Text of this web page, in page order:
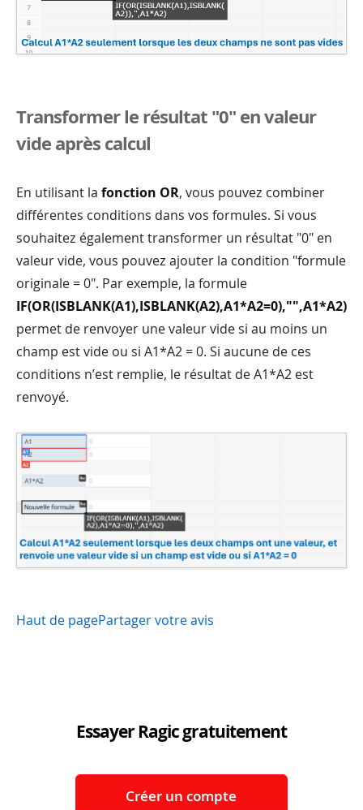
Transformer le résultat "0" en valeur
vide après calcul
En utilisant la fonction OR, vous pouvez combiner
différentes conditions dans vos formules. Si vous
souhaitez également transformer un résultat "0" en
valeur vide, vous pouvez ajouter la condition "formule
originale = 0". Par exemple, la formule
IF(OR(ISBLANK(A1),ISBLANK(A2),A1*A2=0),"",A1*A2)
permet de renvoyer une valeur vide si au moins un
champ est vide ou si A1*A2 = 0. Si aucune de ces
conditions n’est remplie, le résultat de A1*A2 est
renvoyé.
Haut de pagePartager votre avis
Essayer Ragic gratuitement
Créer un compte